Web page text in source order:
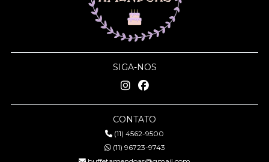
SIGA-NOS
CONTATO
(11) 4562-9500
(11) 96723-9743